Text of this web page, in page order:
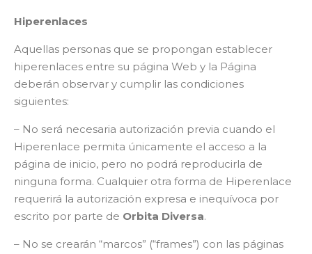
Hiperenlaces
Aquellas personas que se propongan establecer
hiperenlaces entre su página Web y la Página
deberán observar y cumplir las condiciones
siguientes:
– No será necesaria autorización previa cuando el
Hiperenlace permita únicamente el acceso a la
página de inicio, pero no podrá reproducirla de
ninguna forma. Cualquier otra forma de Hiperenlace
requerirá la autorización expresa e inequívoca por
escrito por parte de Orbita Diversa.
– No se crearán “marcos” (“frames”) con las páginas